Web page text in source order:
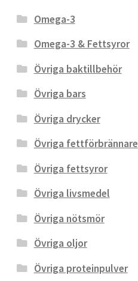
Omega-3
Omega-3 & Fettsyror
Övriga baktillbehör
Övriga bars
Övriga drycker
Övriga fettförbrännare
Övriga fettsyror
Övriga livsmedel
Övriga nötsmör
Övriga oljor
Övriga proteinpulver